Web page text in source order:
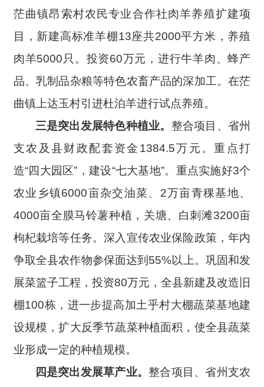
茫曲镇昂索村农民专业合作社肉羊养殖扩建项
目，新建高标准羊棚13座共2000平方米，养殖
肉羊5000只。投资60万元，进行牛羊肉、蜂产
品、乳制品杂粮等特色农畜产品的深加工。在茫
曲镇上达玉村引进杜泊羊进行试点养殖。
三是突出发展特色种植业。 整合项目、省州
支农及县财政配套资金1384.5万元。重点打
造“四大园区”，建设“七大基地”。重点实施好3个
农业乡镇6000亩杂交油菜、2万亩青稞基地、
4000亩全膜马铃薯种植，关塘、白刺滩3200亩
枸杞栽培等任务。深入宣传农业保险政策，年内
争取全县农作物参保面达到55%以上。巩固和发
展菜篮子工程，投资80万元，全县新建及改造旧
棚100栋，进一步提高加土乎村大棚蔬菜基地建
设规模，扩大反季节蔬菜种植面积，使全县蔬菜
业形成一定的种植规模。
四是突出发展草产业。整合项目、省州支农